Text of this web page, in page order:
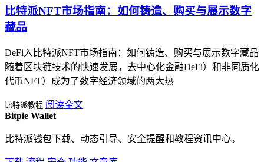
比特派NFT市场指南：如何铸造、购买与展示数字
藏品
DeFi入比特派NFT市场指南：如何铸造、购买与展示数字藏品
随着区块链技术的快速发展，去中心化金融DeFi）和非同质化
代币NFT）成为了数字经济领域的两大热
比特派教程 阅读全文
Bitpie Wallet
比特派钱包下载、动态引导、安全提醒和教程资讯中心。